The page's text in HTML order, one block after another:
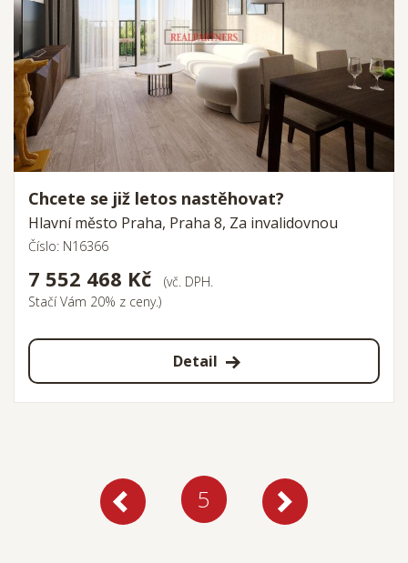
Chcete se již letos nastěhovat?
Hlavní město Praha, Praha 8, Za invalidovnou
Číslo: N16366
7 552 468 Kč
(vč. DPH.
Stačí Vám 20% z ceny.)
Detail
5